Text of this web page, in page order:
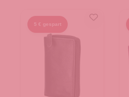
5 € gespart